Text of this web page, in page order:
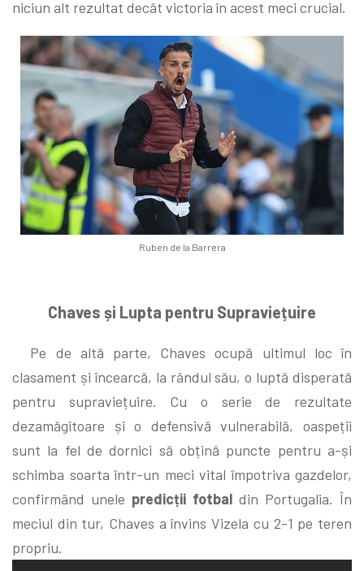
niciun alt rezultat decât victoria în acest meci crucial.
Ruben de la Barrera
Chaves și Lupta pentru Supraviețuire
Pe de altă parte, Chaves ocupă ultimul loc în
clasament și încearcă, la rândul său, o luptă disperată
pentru supraviețuire. Cu o serie de rezultate
dezamăgitoare și o defensivă vulnerabilă, oaspeții
sunt la fel de dornici să obțină puncte pentru a-și
schimba soarta într-un meci vital împotriva gazdelor,
confirmând unele predicții fotbal din Portugalia. În
meciul din tur, Chaves a învins Vizela cu 2-1 pe teren
propriu.